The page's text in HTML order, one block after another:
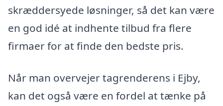
skræddersyede løsninger, så det kan være
en god idé at indhente tilbud fra flere
firmaer for at finde den bedste pris.
Når man overvejer tagrenderens i Ejby,
kan det også være en fordel at tænke på